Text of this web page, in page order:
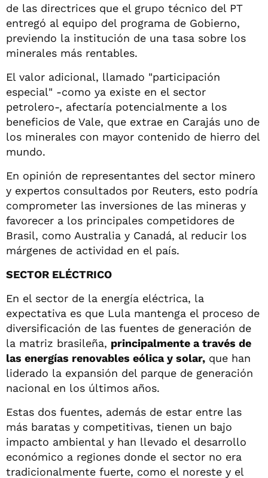
de las directrices que el grupo técnico del PT
entregó al equipo del programa de Gobierno,
previendo la institución de una tasa sobre los
minerales más rentables.
El valor adicional, llamado "participación
especial" -como ya existe en el sector
petrolero-, afectaría potencialmente a los
beneficios de Vale, que extrae en Carajás uno de
los minerales con mayor contenido de hierro del
mundo.
En opinión de representantes del sector minero
y expertos consultados por Reuters, esto podría
comprometer las inversiones de las mineras y
favorecer a los principales competidores de
Brasil, como Australia y Canadá, al reducir los
márgenes de actividad en el país.
SECTOR ELÉCTRICO
En el sector de la energía eléctrica, la
expectativa es que Lula mantenga el proceso de
diversificación de las fuentes de generación de
la matriz brasileña, principalmente a través de
las energías renovables eólica y solar, que han
liderado la expansión del parque de generación
nacional en los últimos años.
Estas dos fuentes, además de estar entre las
más baratas y competitivas, tienen un bajo
impacto ambiental y han llevado el desarrollo
económico a regiones donde el sector no era
tradicionalmente fuerte, como el noreste y el